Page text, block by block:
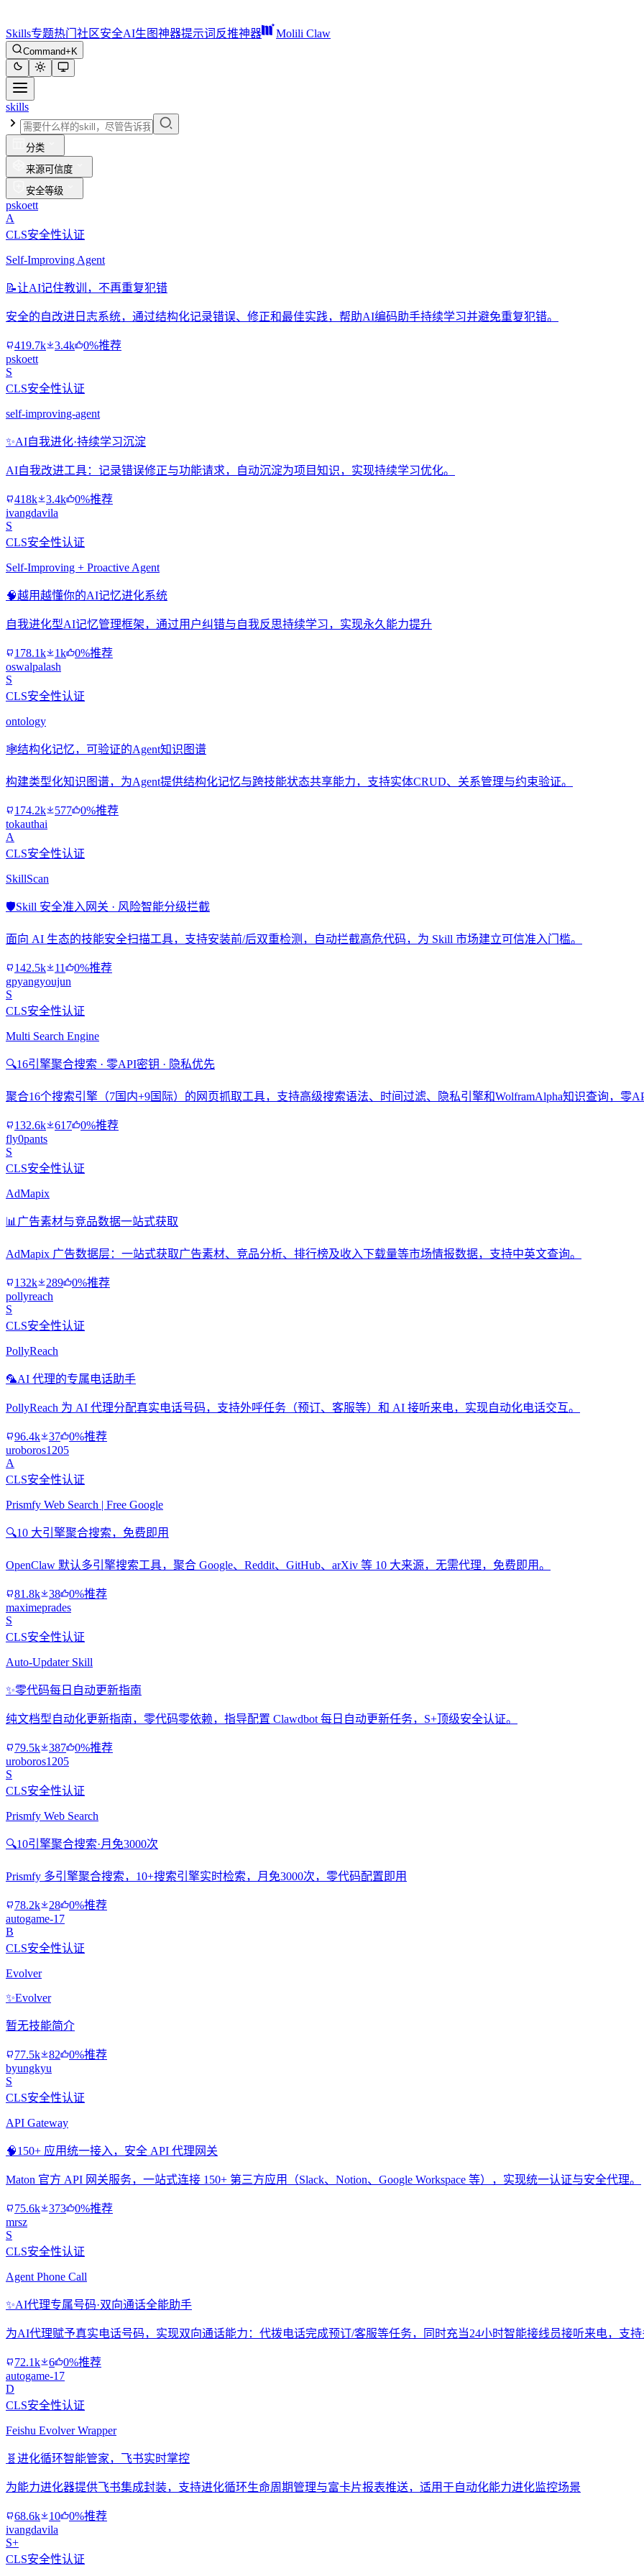
Skills专题热门 社区安全AI生图神器提示词反推神器 Molili Claw
Command+K
skills
分类
来源可信度
安全等级
pskoett
A
CLS安全性认证
Self-Improving Agent
📝让AI记住教训，不再重复犯错
安全的自改进日志系统，通过结构化记录错误、修正和最佳实践，帮助AI编码助手持续学习并避免重复犯错。
419.7k 3.4k
0%推荐
pskoett
S
CLS安全性认证
self-improving-agent
✨AI自我进化·持续学习沉淀
AI自我改进工具：记录错误修正与功能请求，自动沉淀为项目知识，实现持续学习优化。
418k 3.4k
0%推荐
ivangdavila
S
CLS安全性认证
Self-Improving + Proactive Agent
🧠越用越懂你的AI记忆进化系统
自我进化型AI记忆管理框架，通过用户纠错与自我反思持续学习，实现永久能力提升
178.1k 1k
0%推荐
oswalpalash
S
CLS安全性认证
ontology
🕸️结构化记忆，可验证的Agent知识图谱
构建类型化知识图谱，为Agent提供结构化记忆与跨技能状态共享能力，支持实体CRUD、关系管理与约束验证。
174.2k 577
0%推荐
tokauthai
A
CLS安全性认证
SkillScan
🛡️Skill 安全准入网关 · 风险智能分级拦截
面向 AI 生态的技能安全扫描工具，支持安装前/后双重检测，自动拦截高危代码，为 Skill 市场建立可信准入门槛。
142.5k 11
0%推荐
gpyangyoujun
S
CLS安全性认证
Multi Search Engine
🔍16引擎聚合搜索 · 零API密钥 · 隐私优先
聚合16个搜索引擎（7国内+9国际）的网页抓取工具，支持高级搜索语法、时间过滤、隐私引擎和WolframAlpha知识查询，零
132.6k 617
0%推荐
fly0pants
S
CLS安全性认证
AdMapix
📊 广告素材与竞品数据一站式获取
AdMapix 广告数据层：一站式获取广告素材、竞品分析、排行榜及收入下载量等市场情报数据，支持中英文查询。
132k 289
0%推荐
pollyreach
S
CLS安全性认证
PollyReach
🦜AI 代理的专属电话助手
PollyReach 为 AI 代理分配真实电话号码，支持外呼任务（预订、客服等）和 AI 接听来电，实现自动化电话交互。
96.4k 37
0%推荐
uroboros1205
A
CLS安全性认证
Prismfy Web Search | Free Google
🔍10 大引擎聚合搜索，免费即用
OpenClaw 默认多引擎搜索工具，聚合 Google、Reddit、GitHub、arXiv 等 10 大来源，无需代理，免费即用。
81.8k 38
0%推荐
maximeprades
S
CLS安全性认证
Auto-Updater Skill
✨零代码每日自动更新指南
纯文档型自动化更新指南，零代码零依赖，指导配置 Clawdbot 每日自动更新任务，S+顶级安全认证。
79.5k 387
0%推荐
uroboros1205
S
CLS安全性认证
Prismfy Web Search
🔍10引擎聚合搜索·月免3000次
Prismfy 多引擎聚合搜索，10+搜索引擎实时检索，月免3000次，零代码配置即用
78.2k 28
0%推荐
autogame-17
B
CLS安全性认证
Evolver
✨Evolver
暂无技能简介
77.5k 82
0%推荐
byungkyu
S
CLS安全性认证
API Gateway
🧠150+ 应用统一接入，安全 API 代理网关
Maton 官方 API 网关服务，一站式连接 150+ 第三方应用（Slack、Notion、Google Workspace 等），实现统一认证与安全代理。
75.6k 373
0%推荐
mrsz
S
CLS安全性认证
Agent Phone Call
✨AI代理专属号码·双向通话全能助手
为AI代理赋予真实电话号码，实现双向通话能力：代拨电话完成预订/客服等任务，同时充当24小时智能接线员接听来电，支持
72.1k 6
0%推荐
autogame-17
D
CLS安全性认证
Feishu Evolver Wrapper
🧬 进化循环智能管家，飞书实时掌控
为能力进化器提供飞书集成封装，支持进化循环生命周期管理与富卡片报表推送，适用于自动化能力进化监控场景
68.6k 10
0%推荐
ivangdavila
S+
CLS安全性认证